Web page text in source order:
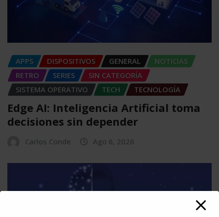
APPS DISPOSITIVOS GENERAL
NOTICIAS
RETRO
SERIES
SIN CATEGORÍA
SISTEMA OPERATIVO
TECH TECNOLOGÍA
Edge AI: Inteligencia Artificial toma
decisiones sin depender
Carlos Conde Ago 6, 2026